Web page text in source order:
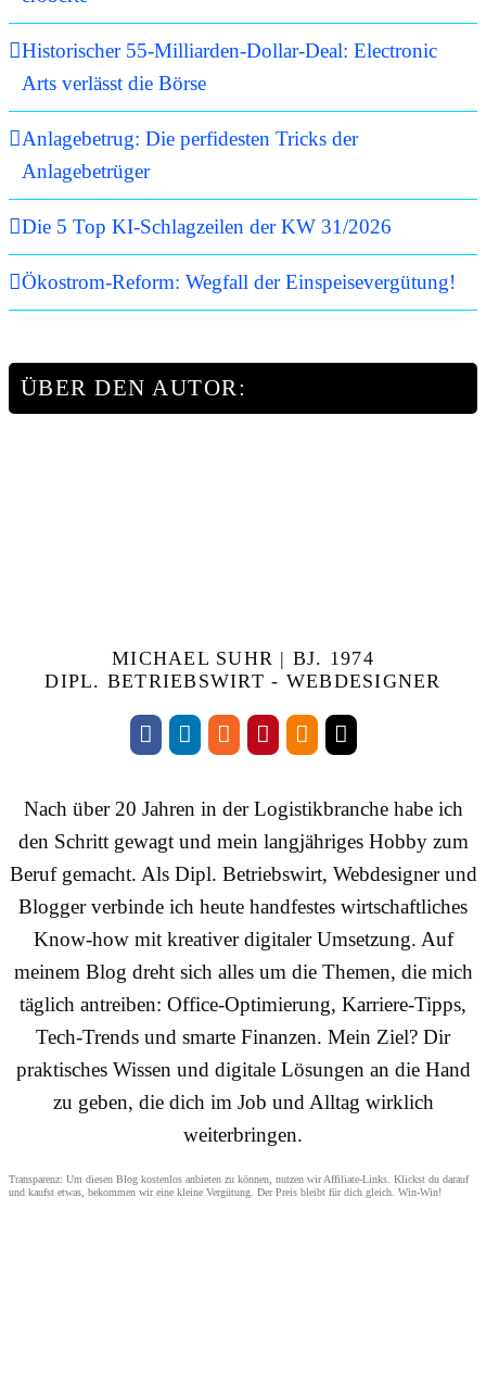
Historischer 55-Milliarden-Dollar-Deal: Electronic
Arts verlässt die Börse
Anlagebetrug: Die perfidesten Tricks der
Anlagebetrüger
Die 5 Top KI-Schlagzeilen der KW 31/2026
Ökostrom-Reform: Wegfall der Einspeisevergütung!
ÜBER DEN AUTOR:
MICHAEL SUHR | BJ. 1974
DIPL. BETRIEBSWIRT - WEBDESIGNER
Nach über 20 Jahren in der Logistikbranche habe ich
den Schritt gewagt und mein langjähriges Hobby zum
Beruf gemacht. Als Dipl. Betriebswirt, Webdesigner und
Blogger verbinde ich heute handfestes wirtschaftliches
Know-how mit kreativer digitaler Umsetzung. Auf
meinem Blog dreht sich alles um die Themen, die mich
täglich antreiben: Office-Optimierung, Karriere-Tipps,
Tech-Trends und smarte Finanzen. Mein Ziel? Dir
praktisches Wissen und digitale Lösungen an die Hand
zu geben, die dich im Job und Alltag wirklich
weiterbringen.
Transparenz: Um diesen Blog kostenlos anbieten zu können, nutzen wir Affiliate-Links. Klickst du darauf
und kaufst etwas, bekommen wir eine kleine Vergütung. Der Preis bleibt für dich gleich. Win-Win!